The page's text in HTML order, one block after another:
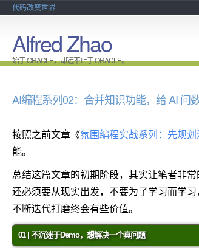
代码改变世界
Alfred Zhao
始于 ORACLE，却远不止于 ORACLE。
AI编程系列02：合并知识功能，给 AI 问
按照之前文章《氛围编程实战系列：先规
能。
总结这篇文章的初期阶段，其实让笔者非
还必须要从现实出发，不要为了学习而学
不断迭代打磨终会有些价值。
01 | 不沉迷于Demo，想解决一个真问题